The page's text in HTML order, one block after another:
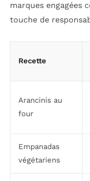
marques engagées
touche de
Recette
Arancinis au
four
Empanadas
végétariens